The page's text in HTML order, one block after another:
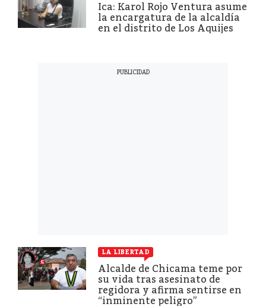
Ica: Karol Rojo Ventura asume
la encargatura de la alcaldía
en el distrito de Los Aquijes
LA LIBERTAD
Alcalde de Chicama teme por
su vida tras asesinato de
regidora y afirma sentirse en
“inminente peligro”